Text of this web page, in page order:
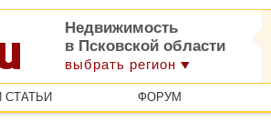
Недвижимость
в Псковской области
выбрать регион
СТАТЬИ ФОРУМ